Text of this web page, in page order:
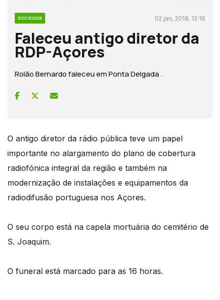
SOCIEDADE 02 jan, 2018, 12:19
Faleceu antigo diretor da
RDP-Açores
Rolão Bernardo faleceu em Ponta Delgada .
O antigo diretor da rádio pública teve um papel
importante no alargamento do plano de cobertura
radiofónica integral da região e também na
modernização de instalações e equipamentos da
radiodifusão portuguesa nos Açores.
O seu corpo está na capela mortuária do cemitério de
S. Joaquim.
O funeral está marcado para as 16 horas.